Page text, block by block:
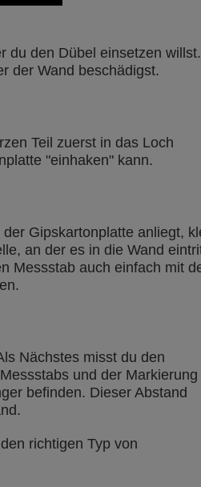
du den Dübel einsetzen willst.
der Wand beschädigst.
Teil zuerst in das Loch
"einhaken" kann.
Gipskartonplatte anliegt,
an der es in die Wand
Messstab auch einfach mit
Nächstes misst du den
und der Markierung
befinden. Dieser Abstand
richtigen Typ von